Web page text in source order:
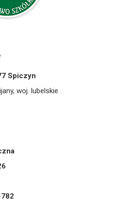
Spiczyn
woj. lubelskie